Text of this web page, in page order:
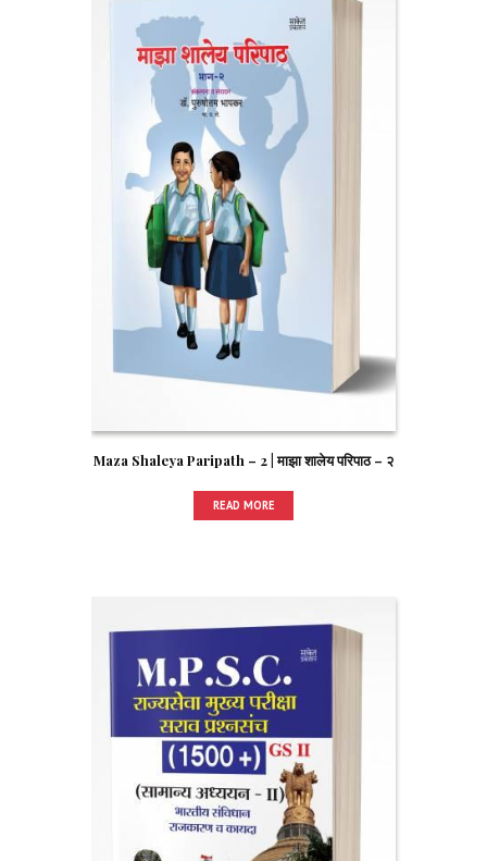
Maza Shaleya Paripath – 2 | माझा शालेय परिपाठ – २
READ MORE